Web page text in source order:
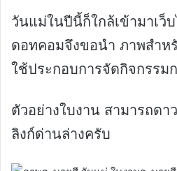
วันแม่ในปีนี้ก็ใกล้เข้ามาเว็
ดอทคอมจึงขอนำ ภาพสำห
ใช้ประกอบการจัดกิจกรรม
ตัวอย่างใบงาน สามารถดา
ลิงก์ด่านล่างครับ